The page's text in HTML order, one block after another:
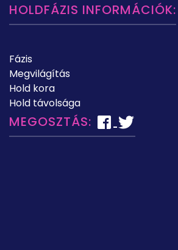
HOLDFÁZIS INFORMÁCIÓK:
Fázis
Megvilágítás
Hold kora
Hold távolsága
MEGOSZTÁS: